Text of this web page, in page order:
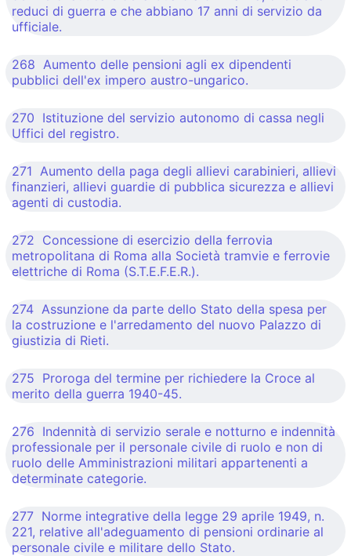
reduci di guerra e che abbiano 17 anni di servizio da
ufficiale.
268 Aumento delle pensioni agli ex dipendenti
pubblici dell'ex impero austro-ungarico.
270 Istituzione del servizio autonomo di cassa negli
Uffici del registro.
271 Aumento della paga degli allievi carabinieri, allievi
finanzieri, allievi guardie di pubblica sicurezza e allievi
agenti di custodia.
272 Concessione di esercizio della ferrovia
metropolitana di Roma alla Società tramvie e ferrovie
elettriche di Roma (S.T.E.F.E.R.).
274 Assunzione da parte dello Stato della spesa per
la costruzione e l'arredamento del nuovo Palazzo di
giustizia di Rieti.
275 Proroga del termine per richiedere la Croce al
merito della guerra 1940-45.
276 Indennità di servizio serale e notturno e indennità
professionale per il personale civile di ruolo e non di
ruolo delle Amministrazioni militari appartenenti a
determinate categorie.
277 Norme integrative della legge 29 aprile 1949, n.
221, relative all'adeguamento di pensioni ordinarie al
personale civile e militare dello Stato.